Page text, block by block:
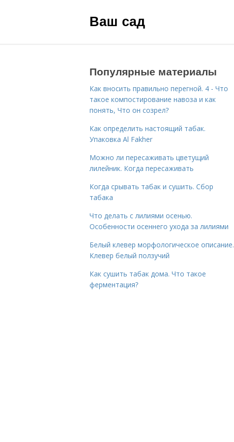
Ваш сад
Популярные материалы
Как вносить правильно перегной. 4 - Что
такое компостирование навоза и как
понять, Что он созрел?
Как определить настоящий табак.
Упаковка Al Fakher
Можно ли пересаживать цветущий
лилейник. Когда пересаживать
Когда срывать табак и сушить. Сбор
табака
Что делать с лилиями осенью.
Особенности осеннего ухода за лилиями
Белый клевер морфологическое описание.
Клевер белый ползучий
Как сушить табак дома. Что такое
ферментация?